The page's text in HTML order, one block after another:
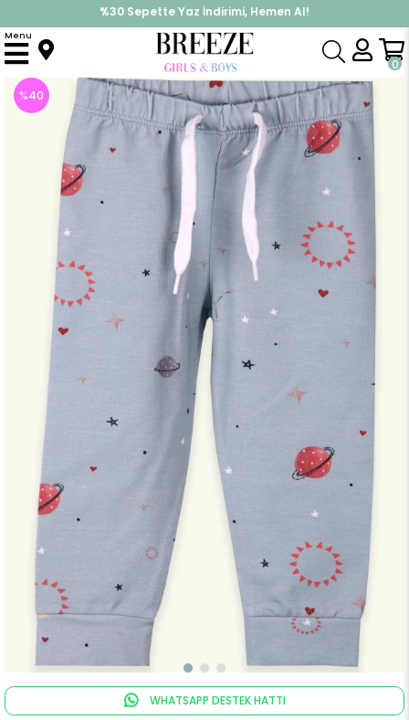
%30 Sepette Yaz İndirimi, Hemen Al!
İndirimlere ek %10 İndirimi Kap, Hemen Üye Ol!
0
Menu
Anasayfa Alt Giyim Eşofman Altı Kiz Çocuk Esofman Alti Gökyüzü Desenli Su Yesili (2 Yaş)
%40
WHATSAPP DESTEK HATTI